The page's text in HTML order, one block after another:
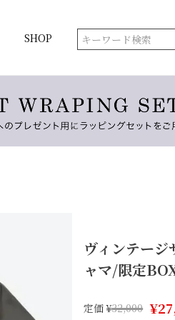
SHOP
ヴィンテージ
ャマ/限定
定価 ¥32,000 ¥